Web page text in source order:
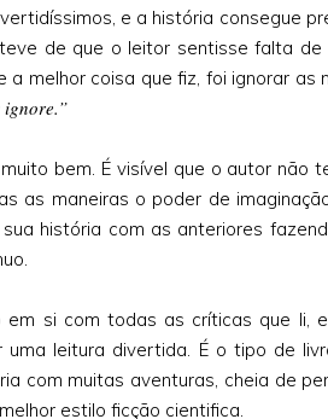
e a história consegue
de que o leitor sentisse falta
a melhor coisa que fiz, foi ignorar as
bem. É visível que o autor não
as maneiras o poder de
história com as anteriores
em si com todas as críticas que li,
leitura divertida. É o tipo de
com muitas aventuras, cheia de
estilo ficção cientifica.